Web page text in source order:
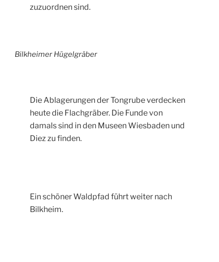
zuzuordnen sind.
Bilkheimer Hügelgräber
Die Ablagerungen der Tongrube verdecken
heute die Flachgräber. Die Funde von
damals sind in den Museen Wiesbaden und
Diez zu finden.
Ein schöner Waldpfad führt weiter nach
Bilkheim.